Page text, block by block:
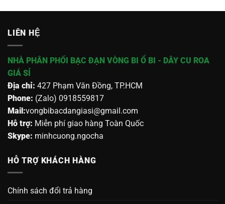
LIÊN HỆ
NHÀ PHÂN PHỐI BẠC ĐẠN VÒNG BI Ổ BI - DÂY CU ROA
GIÁ SỈ
Địa chỉ: 427 Phạm Văn Đồng, TP.HCM
Phone: (Zalo) 0918559817
Mail:vongbibacdangiasi@gmail.com
Hỗ trợ: Miễn phí giao hàng Toàn Quốc
Skype: minhcuong.ngocha
HỖ TRỢ KHÁCH HÀNG
Chính sách đổi trả hàng